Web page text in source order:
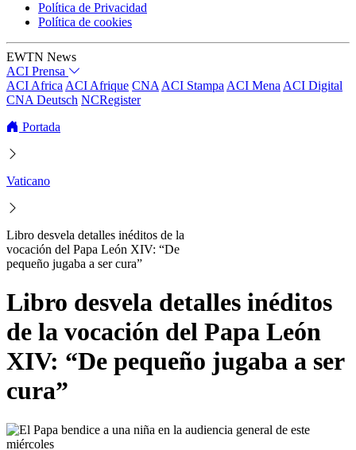
Política de Privacidad
Política de cookies
EWTN News
ACI Prensa
ACI Africa ACI Afrique CNA ACI Stampa ACI Mena ACI Digital
CNA Deutsch NCRegister
Portada
Vaticano
Libro desvela detalles inéditos de la
vocación del Papa León XIV: “De
pequeño jugaba a ser cura”
Libro desvela detalles inéditos
de la vocación del Papa León
XIV: “De pequeño jugaba a ser
cura”